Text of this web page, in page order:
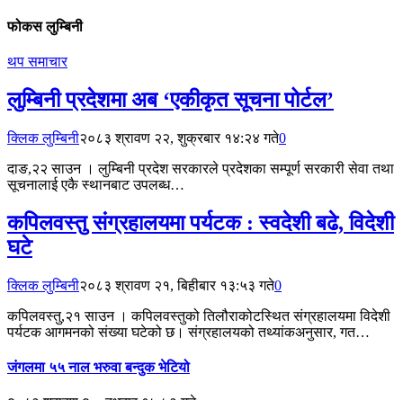
फोकस लुम्बिनी
थप समाचार
लुम्बिनी प्रदेशमा अब ‘एकीकृत सूचना पोर्टल’
क्लिक लुम्बिनी२०८३ श्रावण २२, शुक्रबार १४:२४ गते0
दाङ,२२ साउन । लुम्बिनी प्रदेश सरकारले प्रदेशका सम्पूर्ण सरकारी सेवा तथा
सूचनालाई एकै स्थानबाट उपलब्ध…
कपिलवस्तु संग्रहालयमा पर्यटक : स्वदेशी बढे, विदेशी
घटे
क्लिक लुम्बिनी२०८३ श्रावण २१, बिहीबार १३:५३ गते0
कपिलवस्तु,२१ साउन । कपिलवस्तुको तिलौराकोटस्थित संग्रहालयमा विदेशी
पर्यटक आगमनको संख्या घटेको छ। संग्रहालयको तथ्यांकअनुसार, गत…
जंगलमा ५५ नाल भरुवा बन्दुक भेटियो